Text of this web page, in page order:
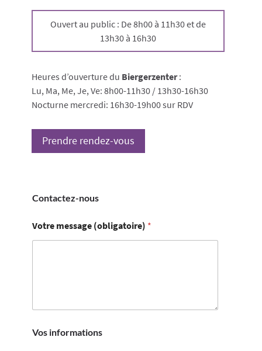
Ouvert au public : De 8h00 à 11h30 et de
13h30 à 16h30
Heures d’ouverture du Biergerzenter:
Lu, Ma, Me, Je, Ve: 8h00-11h30 / 13h30-16h30
Nocturne mercredi: 16h30-19h00 sur RDV
Prendre rendez-vous
Contactez-nous
Votre message (obligatoire) *
Vos informations